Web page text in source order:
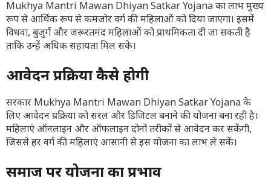
Mukhya Mantri Mawan Dhiyan Satkar Yojana का लाभ मुख्य
रूप से आर्थिक रूप से कमजोर वर्ग की महिलाओं को दिया जाएगा। इसमें
विधवा, बुजुर्ग और जरूरतमंद महिलाओं को प्राथमिकता दी जा सकती है
ताकि उन्हें अधिक सहायता मिल सके।
आवेदन प्रक्रिया कैसे होगी
सरकार Mukhya Mantri Mawan Dhiyan Satkar Yojana के
लिए आवेदन प्रक्रिया को सरल और डिजिटल बनाने की योजना बना रही है।
महिलाएं ऑनलाइन और ऑफलाइन दोनों तरीकों से आवेदन कर सकेंगी,
जिससे हर वर्ग की महिलाएं आसानी से इस योजना का लाभ ले सकें।
समाज पर योजना का प्रभाव